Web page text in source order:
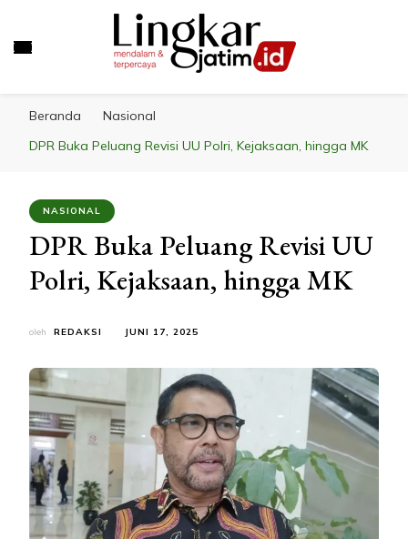
Beranda
Nasional
DPR Buka Peluang Revisi UU Polri, Kejaksaan, hingga MK
NASIONAL
DPR Buka Peluang Revisi UU
Polri, Kejaksaan, hingga MK
oleh REDAKSI JUNI 17, 2025